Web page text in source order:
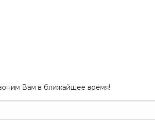
Вам в ближайшее время!